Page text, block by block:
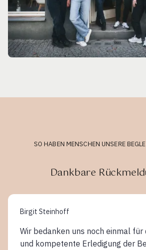
SO HABEN MENSCHEN UNSERE
Dankbare
Birgit Steinhoff
Wir bedanken uns noch einmal für
und kompetente Erledigung der